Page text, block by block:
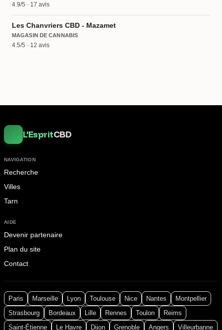
4.9/5 · 17 avis
Les Chanvriers CBD - Mazamet
MAGASIN DE CANNABIS
4.5/5 · 12 avis
L'EspritCBD
NAVIGATION
Recherche
Villes
Tarn
AIDE
Devenir partenaire
Plan du site
Contact
Paris Marseille Lyon Toulouse Nice Nantes
Montpellier
Strasbourg
Bordeaux Lille Rennes Toulon
Reims
Saint-Étienne
Le Havre Dijon Grenoble Angers Villeurbanne